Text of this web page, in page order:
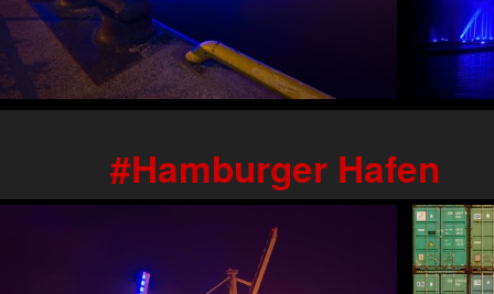
Hamburger Hafen